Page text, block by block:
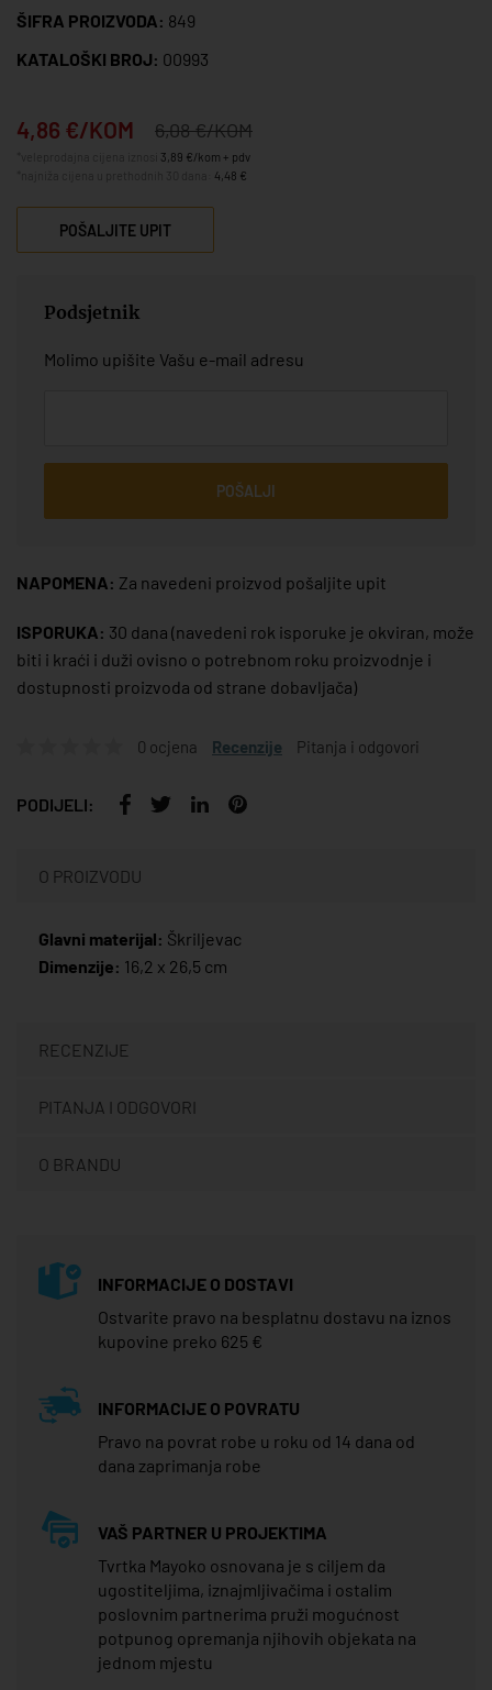
ŠIFRA PROIZVODA: 849
KATALOŠKI BROJ: 00993
4,86 €/KOM 6,08 €/KOM
3,89 €/kom + pdv
4,48 €
POŠALJITE UPIT
Podsjetnik
Molimo upišite Vašu e-mail adresu
POŠALJI
NAPOMENA: Za navedeni proizvod pošaljite upit
ISPORUKA: 30 dana (navedeni rok isporuke je okviran, može
biti i kraći i duži ovisno o potrebnom roku proizvodnje i
dostupnosti proizvoda od strane dobavljača)
0 ocjena Recenzije Pitanja i odgovori
PODIJELI:
O PROIZVODU
Glavni materijal: Škriljevac
Dimenzije: 16,2 x 26,5 cm
RECENZIJE
PITANJA I ODGOVORI
O BRANDU
INFORMACIJE O DOSTAVI
Ostvarite pravo na besplatnu dostavu na iznos
kupovine preko 625 €
INFORMACIJE O POVRATU
Pravo na povrat robe u roku od 14 dana od
dana zaprimanja robe
VAŠ PARTNER U PROJEKTIMA
Tvrtka Mayoko osnovana je s ciljem da
ugostiteljima, iznajmljivačima i ostalim
poslovnim partnerima pruži mogućnost
potpunog opremanja njihovih objekata na
jednom mjestu